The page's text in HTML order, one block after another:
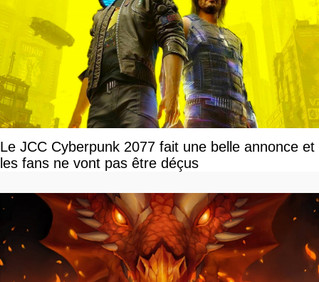
Le JCC Cyberpunk 2077 fait une belle annonce et
les fans ne vont pas être déçus